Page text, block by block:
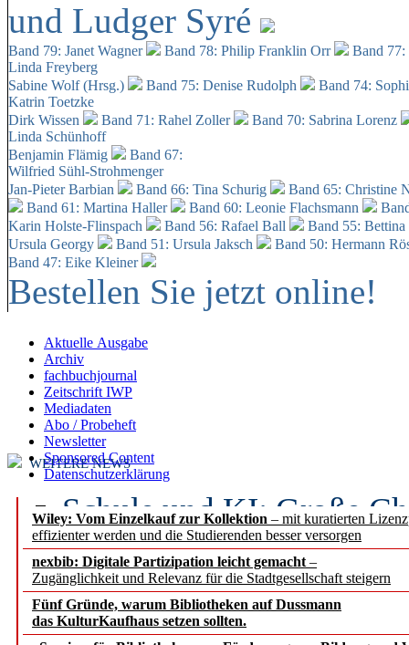
und Ludger Syré
Band 79: Janet Wagner Band 78: Philip Franklin Orr
Band
Linda Freyberg
Sabine Wolf (Hrsg.)
Band 75: Denise Rudolph
Band 74:
Katrin Toetzke
Dirk Wissen
Band 71: Rahel Zoller
Band 70: Sabrina Lorenz
Linda Schünhoff
Benjamin Flämig
Band 67:
Wilfried Sühl-Strohmenger
Jan-Pieter Barbian
Band 66: Tina Schurig
Band 65: Christine
Band 61: Martina Haller
Band 60: Leonie Flachsmann
Karin Holste-Flinspach
Band 56: Rafael Ball
Band 55:
Ursula Georgy
Band 51: Ursula Jaksch Band 50: Hermann
Band 47: Eike Kleiner
Bestellen Sie jetzt online!
Aktuelle Ausgabe
Archiv
fachbuchjournal
Zeitschrift IWP
Mediadaten
Abo / Probeheft
Newsletter
Sponsored Content
Datenschutzerklärung
Wiley: Vom Einzelkauf zur Kollektion – mit kuratierten
effizienter werden und die Studierenden besser versorgen
nexbib: Digitale Partizipation leicht gemacht –
Zugänglichkeit und Relevanz für die Stadtgesellschaft steigern
Fünf Gründe, warum Bibliotheken auf Dussmann
das KulturKaufhaus setzen sollten.
WEITERE NEWS
Schule und KI: Große
Voraussetzungen
Erfolgreiches erstes
Segment Research –